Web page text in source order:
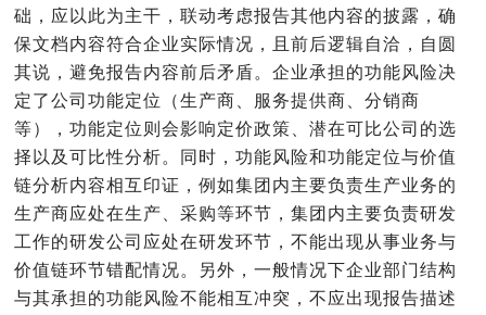
础，应以此为主干，联动考虑报告其他内容的披露，确
保文档内容符合企业实际情况，且前后逻辑自洽，自圆
其说，避免报告内容前后矛盾。企业承担的功能风险决
定了公司功能定位（生产商、服务提供商、分销商
等），功能定位则会影响定价政策、潜在可比公司的选
择以及可比性分析。同时，功能风险和功能定位与价值
链分析内容相互印证，例如集团内主要负责生产业务的
生产商应处在生产、采购等环节，集团内主要负责研发
工作的研发公司应处在研发环节，不能出现从事业务与
价值链环节错配情况。 另外，一般情况下企业部门结构
与其承担的功能风险不能相互冲突，不应出现报告描述